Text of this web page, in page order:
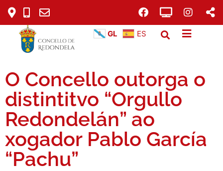
GL ES
O Concello outorga o
distintitvo “Orgullo
Redondelán” ao
xogador Pablo García
“Pachu”